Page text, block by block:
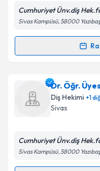
E-posta Adresiniz
Kişisel
kapsamda
Cumhuriyet Ünv.diş
Sivas Kampüsü, 58000
Randevu
Dr. Öğr. Üyesi
takvimi talebi
almanız için bir
E-posta Adresiniz
Dr. Öğr.
Diş Hekimi +1
Sivas
Cumhuriyet Ünv.diş
Sivas Kampüsü, 58000